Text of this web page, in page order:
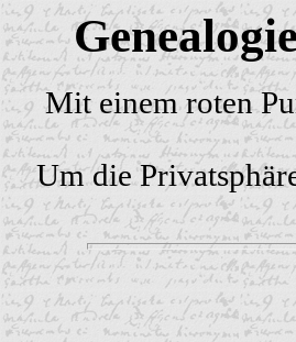
Mit einem roten
Um die